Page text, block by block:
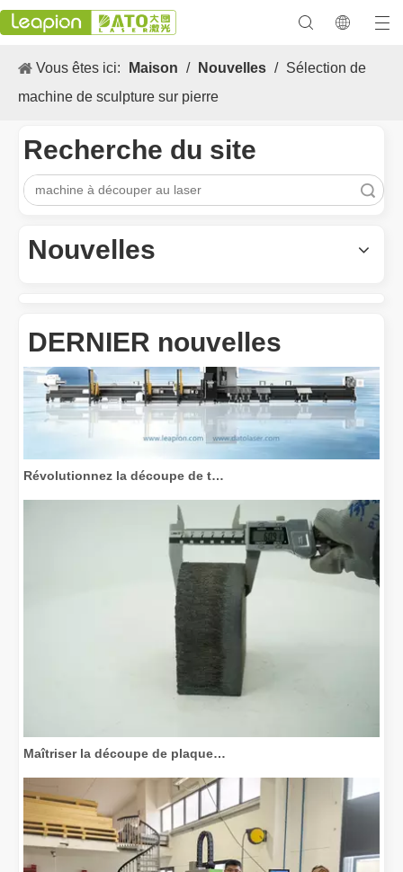
Vous êtes ici: Maison / Nouvelles / Sélection de
machine de sculpture sur pierre
Recherche du site
Nouvelles
DERNIER nouvelles
Les Application et les caractéristiques exceptionnelles des machines de marquage laser